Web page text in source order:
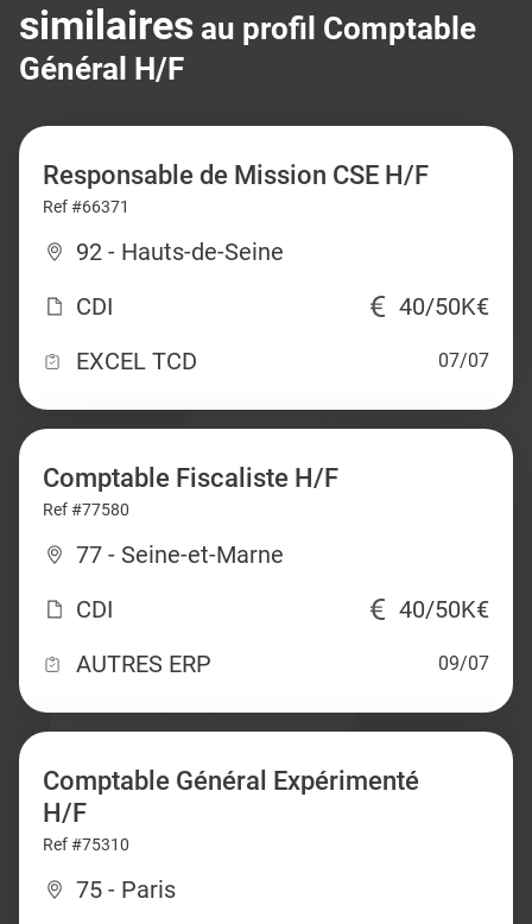
similaires au profil Comptable
Général H/F
Responsable de Mission CSE H/F
Ref #66371
92 - Hauts-de-Seine
CDI
40/50K€
EXCEL TCD
07/07
Comptable Fiscaliste H/F
Ref #77580
77 - Seine-et-Marne
CDI
40/50K€
AUTRES ERP
09/07
Comptable Général Expérimenté
H/F
Ref #75310
75 - Paris